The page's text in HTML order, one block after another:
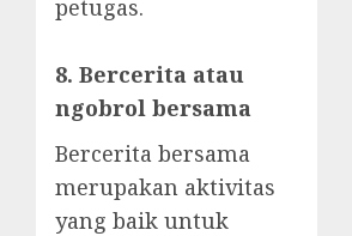
petugas.
8. Bercerita atau
ngobrol bersama
Bercerita bersama
merupakan aktivitas
yang baik untuk